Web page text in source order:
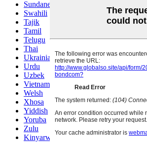
Sundanese
Swahili
Tajik
Tamil
Telugu
Thai
Ukrainian
Urdu
Uzbek
Vietnamese
Welsh
Xhosa
Yiddish
Yoruba
Zulu
Kinyarwanda